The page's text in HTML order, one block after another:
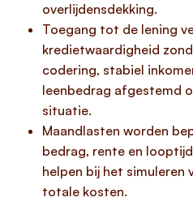
overlijdensdekking.
Toegang tot de lening
kredietwaardigheid
codering, stabiel
leenbedrag afgestemd
situatie.
Maandlasten worden
bedrag, rente en
helpen bij het simuleren
totale kosten.